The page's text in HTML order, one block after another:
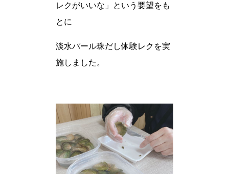
レクがいいな」という要望をも
とに
淡水パール珠だし体験レクを実
施しました。